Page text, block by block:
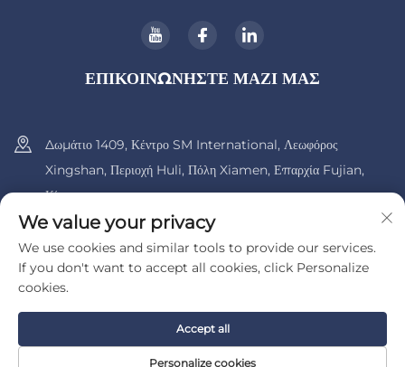
ΕΠΙΚΟΙΝΩΝΗΣΤΕ ΜΑΖΙ ΜΑΣ
Δωμάτιο 1409, Κέντρο SM International, Λεωφόρος
Xingshan, Περιοχή Huli, Πόλη Xiamen, Επαρχία Fujian,
Κίνα.
+86-13600956803
[email protected]
Πνευματικά δικαιώματα © 2025 από την UIB (Xiamen) Bearing Co.,
Ltd. Πολιτική Απορρήτου
We value your privacy
We use cookies and similar tools to provide our services.
If you don't want to accept all cookies, click Personalize
cookies.
Personalize cookies
Accept all